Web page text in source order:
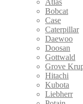
Bobcat
Case
Caterpillar
Daewoo
Doosan
Gottwald
Grove
Hitachi
Kubota
Liebherr